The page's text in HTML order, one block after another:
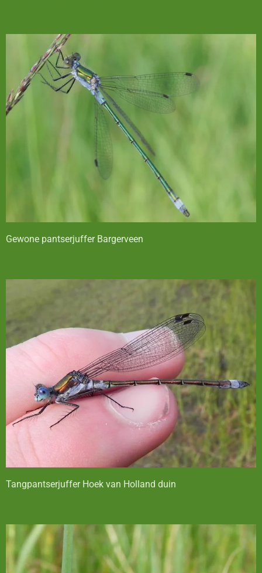
Gewone pantserjuffer Bargerveen
Tangpantserjuffer Hoek van Holland duin